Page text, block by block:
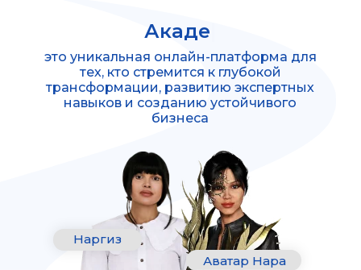
Аватар Нара
Академия
Наргиз
это уникальная онлайн-платформа для
тех, кто стремится к глубокой
трансформации, развитию экспертных
навыков и созданию устойчивого
бизнеса